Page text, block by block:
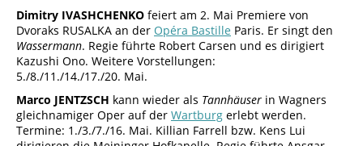
Dimitry IVASHCHENKO feiert am 2. Mai Premiere von
Dvoraks RUSALKA an der Opéra Bastille Paris. Er singt den
Wassermann. Regie führte Robert Carsen und es dirigiert
Kazushi Ono. Weitere Vorstellungen:
5./8./11./14./17./20. Mai.
Marco JENTZSCH kann wieder als Tannhäuser in Wagners
gleichnamiger Oper auf der Wartburg erlebt werden.
Termine: 1./3./7./16. Mai. Killian Farrell bzw. Kens Lui